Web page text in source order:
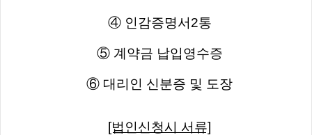
④ 인감증명서2통
⑤ 계약금 납입영수증
⑥ 대리인 신분증 및 도장
[법인신청시 서류]